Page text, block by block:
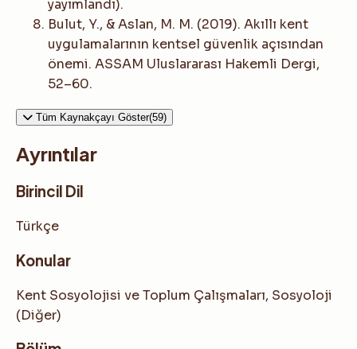
yayımlandı).
Bulut, Y., & Aslan, M. M. (2019). Akıllı kent
uygulamalarının kentsel güvenlik açısından
önemi. ASSAM Uluslararası Hakemli Dergi,
52–60.
Tüm Kaynakçayı Göster(59)
Ayrıntılar
Birincil Dil
Türkçe
Konular
Kent Sosyolojisi ve Toplum Çalışmaları, Sosyoloji
(Diğer)